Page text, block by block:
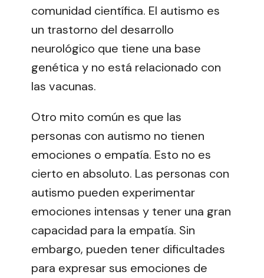
comunidad científica. El autismo es
un trastorno del desarrollo
neurológico que tiene una base
genética y no está relacionado con
las vacunas.
Otro mito común es que las
personas con autismo no tienen
emociones o empatía. Esto no es
cierto en absoluto. Las personas con
autismo pueden experimentar
emociones intensas y tener una gran
capacidad para la empatía. Sin
embargo, pueden tener dificultades
para expresar sus emociones de